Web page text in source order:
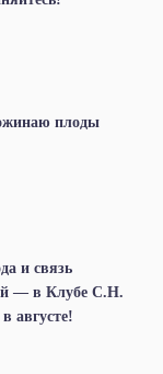
плоды
и связь
— в Клубе С.Н.
августе!